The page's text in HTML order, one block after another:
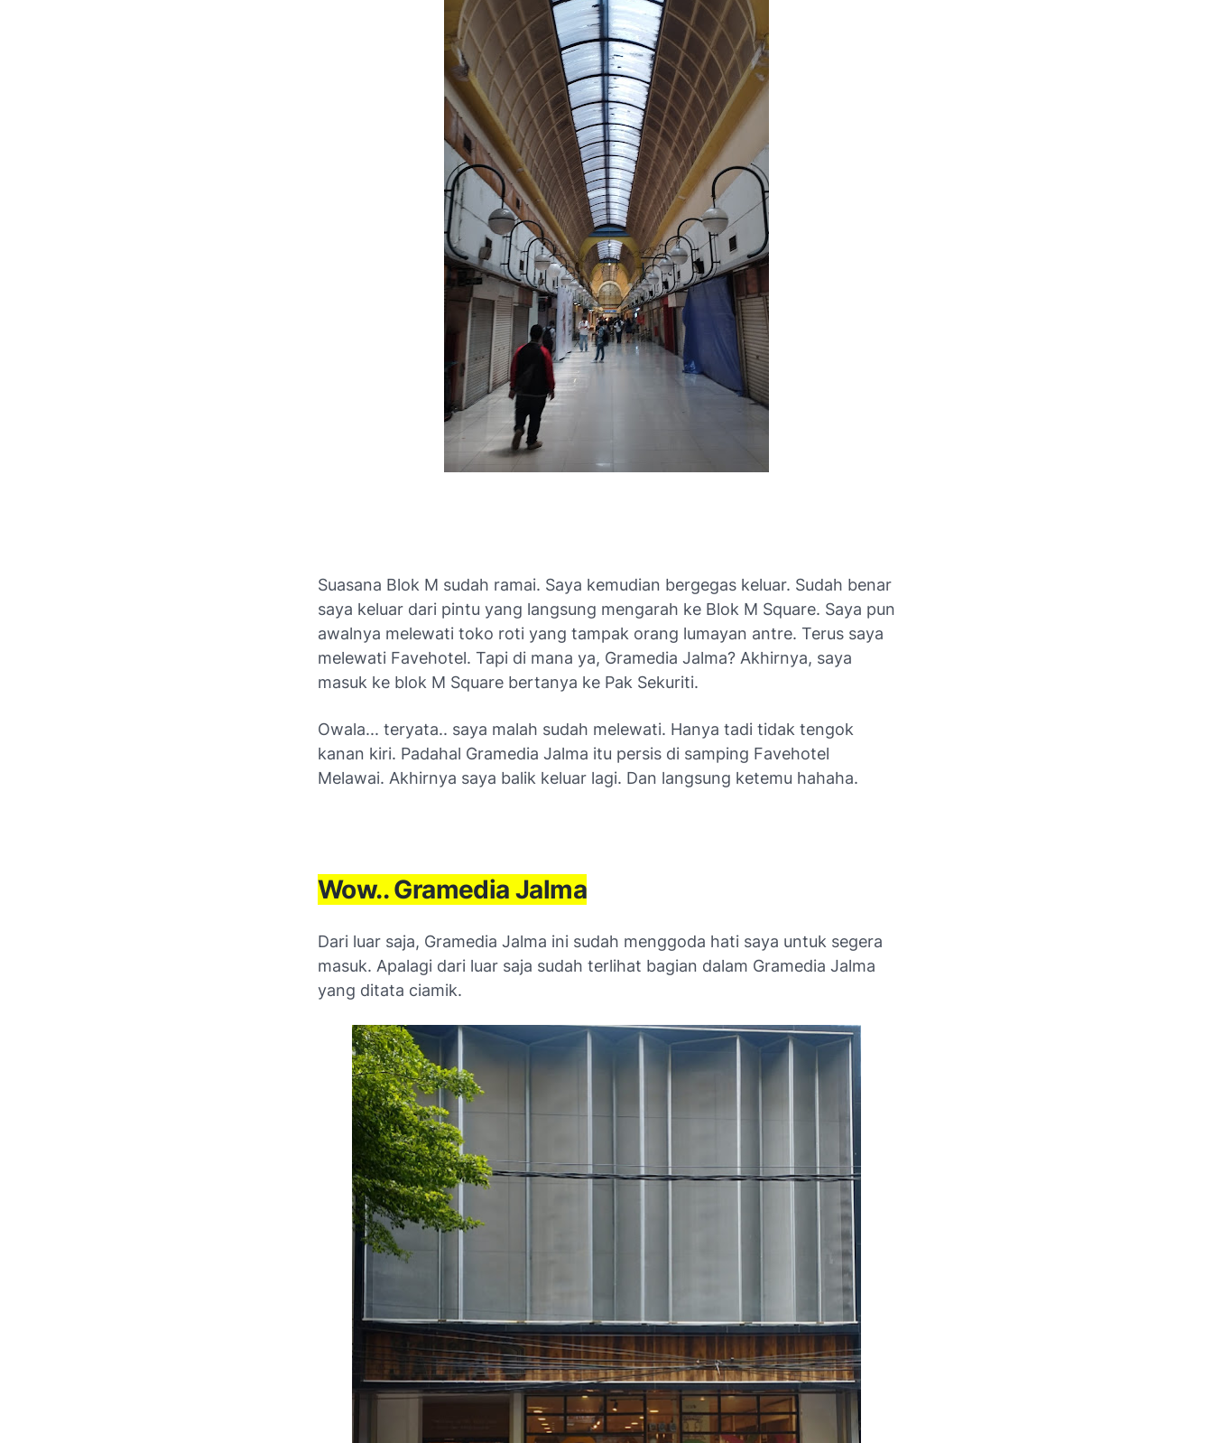
Suasana Blok M sudah ramai. Saya kemudian bergegas keluar. Sudah benar
saya keluar dari pintu yang langsung mengarah ke Blok M Square. Saya pun
awalnya melewati toko roti yang tampak orang lumayan antre. Terus saya
melewati Favehotel. Tapi di mana ya, Gramedia Jalma? Akhirnya, saya
masuk ke blok M Square bertanya ke Pak Sekuriti.
Owala... teryata.. saya malah sudah melewati. Hanya tadi tidak tengok
kanan kiri. Padahal Gramedia Jalma itu persis di samping Favehotel
Melawai. Akhirnya saya balik keluar lagi. Dan langsung ketemu hahaha.
Wow.. Gramedia Jalma
Dari luar saja, Gramedia Jalma ini sudah menggoda hati saya untuk segera
masuk. Apalagi dari luar saja sudah terlihat bagian dalam Gramedia Jalma
yang ditata ciamik.